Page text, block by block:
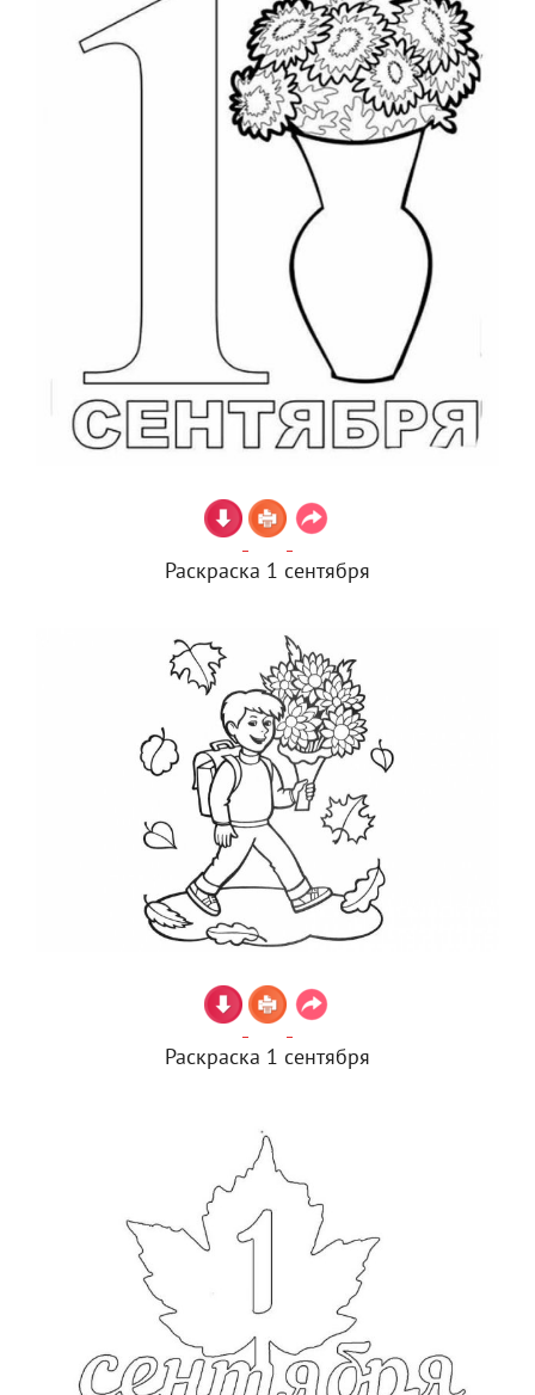
Раскраска 1 сентября
Раскраска 1 сентября